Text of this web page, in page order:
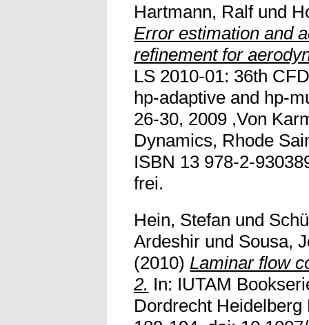
Hartmann, Ralfund
Error estimation and
refinement for
LS 2010-01: 36th
hp-adaptive and hp-
26-30, 2009 ,Von
Dynamics, Rhode
ISBN 13 978-2-
frei.
Hein, Stefan und
Ardeshir und Sousa,
(2010)Laminar flow
2. In: IUTAM
Dordrecht